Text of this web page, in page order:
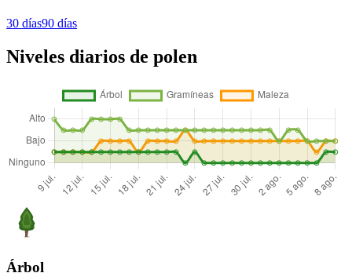
30 días90 días
Niveles diarios de polen
Árbol